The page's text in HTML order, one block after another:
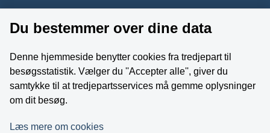
Tilgængelighedserklæring
Whistleblowerordning
Følg os på YouTube
Du bestemmer over dine data
Denne hjemmeside benytter cookies fra tredjepart til
besøgsstatistik. Vælger du ''Accepter alle'', giver du
samtykke til at tredjepartsservices må gemme oplysninger
om dit besøg.
Læs mere om cookies